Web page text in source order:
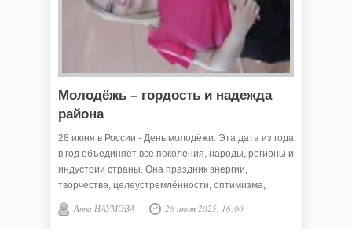
Молодёжь – гордость и надежда
района
28 июня в России - День молодёжи. Эта дата из года
в год объединяет все поколения, народы, регионы и
индустрии страны. Она праздник энергии,
творчества, целеустремлённости, оптимизма,
самореализации. А также – отличный повод
отметить молодых, инициативных людей за
Анна НАУМОВА 28 июня 2025, 16:00